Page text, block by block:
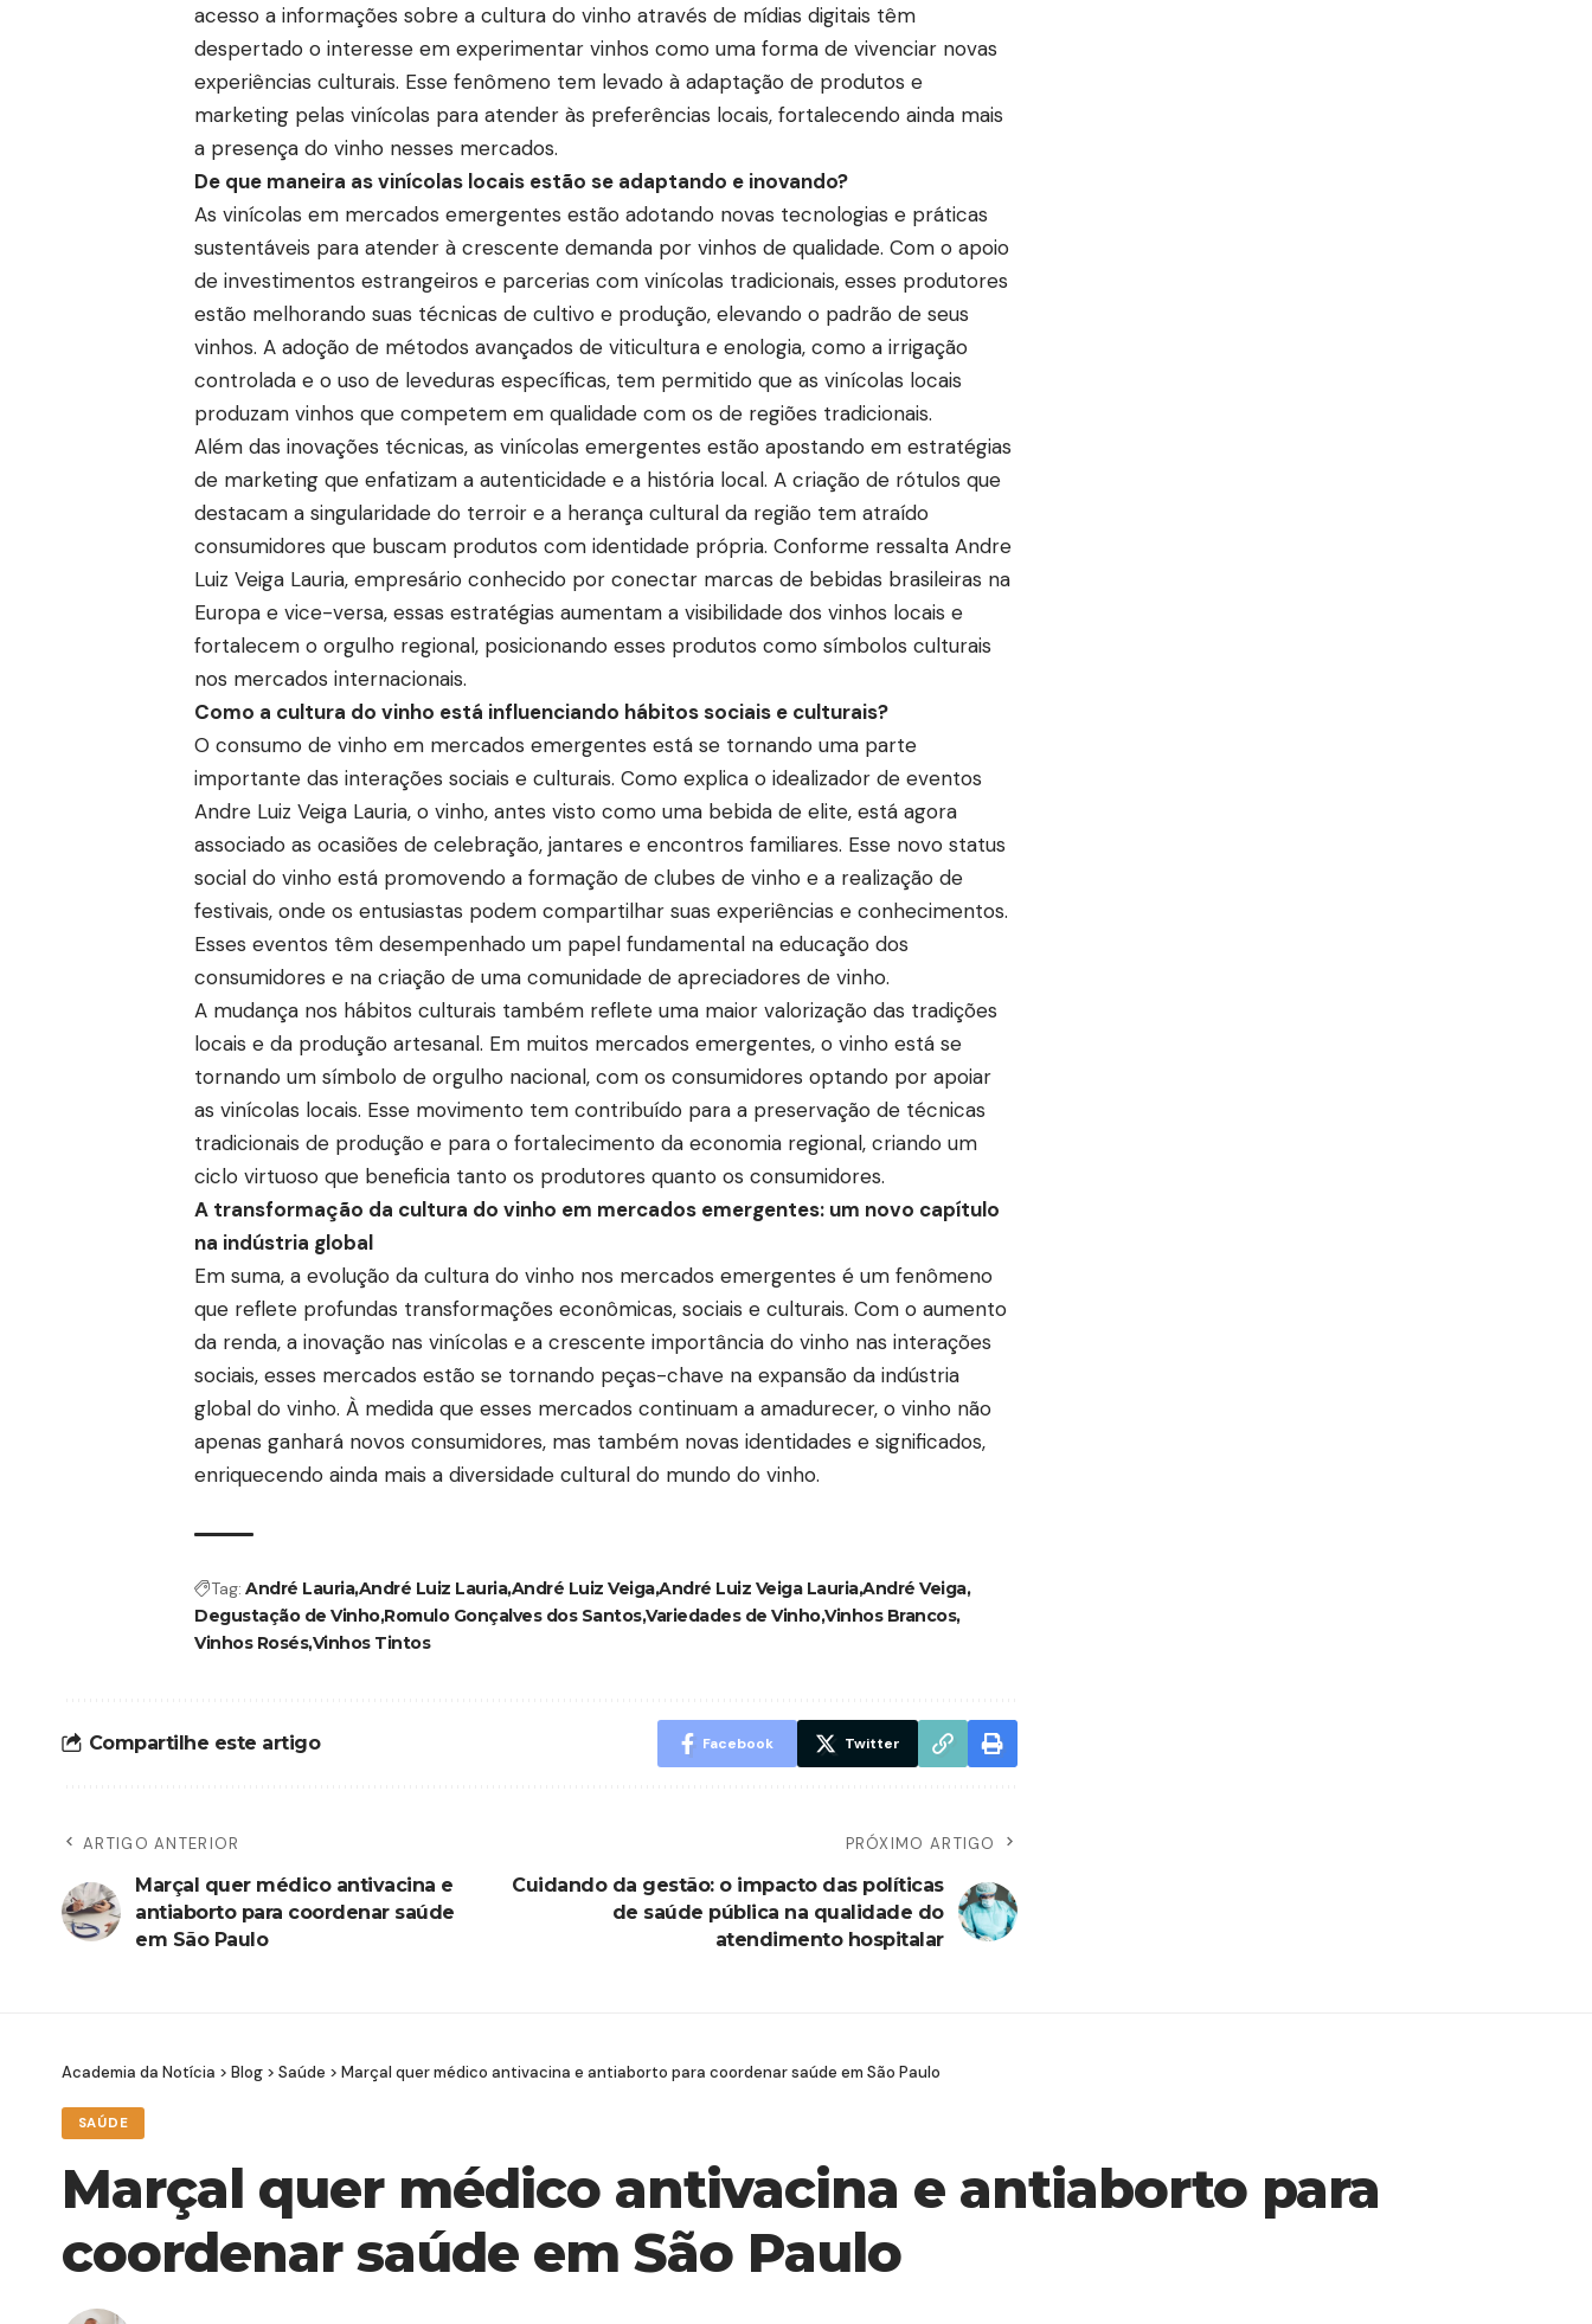
acesso a informações sobre a cultura do vinho através de mídias digitais têm
despertado o interesse em experimentar vinhos como uma forma de vivenciar novas
experiências culturais. Esse fenômeno tem levado à adaptação de produtos e
marketing pelas vinícolas para atender às preferências locais, fortalecendo ainda mais
a presença do vinho nesses mercados.
De que maneira as vinícolas locais estão se adaptando e inovando?
As vinícolas em mercados emergentes estão adotando novas tecnologias e práticas
sustentáveis para atender à crescente demanda por vinhos de qualidade. Com o apoio
de investimentos estrangeiros e parcerias com vinícolas tradicionais, esses produtores
estão melhorando suas técnicas de cultivo e produção, elevando o padrão de seus
vinhos. A adoção de métodos avançados de viticultura e enologia, como a irrigação
controlada e o uso de leveduras específicas, tem permitido que as vinícolas locais
produzam vinhos que competem em qualidade com os de regiões tradicionais.
Além das inovações técnicas, as vinícolas emergentes estão apostando em estratégias
de marketing que enfatizam a autenticidade e a história local. A criação de rótulos que
destacam a singularidade do terroir e a herança cultural da região tem atraído
consumidores que buscam produtos com identidade própria. Conforme ressalta Andre
Luiz Veiga Lauria, empresário conhecido por conectar marcas de bebidas brasileiras na
Europa e vice-versa, essas estratégias aumentam a visibilidade dos vinhos locais e
fortalecem o orgulho regional, posicionando esses produtos como símbolos culturais
nos mercados internacionais.
Como a cultura do vinho está influenciando hábitos sociais e culturais?
O consumo de vinho em mercados emergentes está se tornando uma parte
importante das interações sociais e culturais. Como explica o idealizador de eventos
Andre Luiz Veiga Lauria, o vinho, antes visto como uma bebida de elite, está agora
associado as ocasiões de celebração, jantares e encontros familiares. Esse novo status
social do vinho está promovendo a formação de clubes de vinho e a realização de
festivais, onde os entusiastas podem compartilhar suas experiências e conhecimentos.
Esses eventos têm desempenhado um papel fundamental na educação dos
consumidores e na criação de uma comunidade de apreciadores de vinho.
A mudança nos hábitos culturais também reflete uma maior valorização das tradições
locais e da produção artesanal. Em muitos mercados emergentes, o vinho está se
tornando um símbolo de orgulho nacional, com os consumidores optando por apoiar
as vinícolas locais. Esse movimento tem contribuído para a preservação de técnicas
tradicionais de produção e para o fortalecimento da economia regional, criando um
ciclo virtuoso que beneficia tanto os produtores quanto os consumidores.
A transformação da cultura do vinho em mercados emergentes: um novo capítulo
na indústria global
Em suma, a evolução da cultura do vinho nos mercados emergentes é um fenômeno
que reflete profundas transformações econômicas, sociais e culturais. Com o aumento
da renda, a inovação nas vinícolas e a crescente importância do vinho nas interações
sociais, esses mercados estão se tornando peças-chave na expansão da indústria
global do vinho. À medida que esses mercados continuam a amadurecer, o vinho não
apenas ganhará novos consumidores, mas também novas identidades e significados,
enriquecendo ainda mais a diversidade cultural do mundo do vinho.
Tag: André LauriaAndré Luiz LauriaAndré Luiz VeigaAndré Luiz Veiga LauriaAndré Veiga
Degustação de VinhoRomulo Gonçalves dos SantosVariedades de VinhoVinhos Brancos
Vinhos RosésVinhos Tintos
Compartilhe este artigo Facebook Twitter
ARTIGO ANTERIOR
Marçal quer médico antivacina e
antiaborto para coordenar saúde
em São Paulo
PRÓXIMO ARTIGO
Cuidando da gestão: o impacto das políticas
de saúde pública na qualidade do
atendimento hospitalar
Academia da Notícia > Blog > Saúde > Marçal quer médico antivacina e antiaborto para coordenar saúde em São Paulo
SAÚDE
Marçal quer médico antivacina e antiaborto para
coordenar saúde em São Paulo